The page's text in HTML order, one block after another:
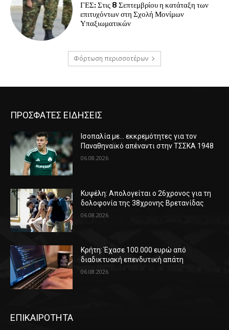
ΓΕΣ: Στις 8 Σεπτεμβρίου η κατάταξη των
επιτυχόντων στη Σχολή Μονίμων
Υπαξιωματικών
Φόρτωση περισσοτέρων
ΠΡΟΣΦΑΤΕΣ ΕΙΔΗΣΕΙΣ
Ισοπαλία με… εκκρεμότητες για τον
Παναθηναϊκό απέναντι στην ΤΣΣΚΑ 1948
06.08.2026
Κυψέλη: Απολογείται ο 26χρονος για τη
δολοφονία της 38χρονης Βρετανίδας
06.08.2026
Κρήτη: Έχασε 100.000 ευρώ από
διαδικτυακή επενδυτική απάτη
06.08.2026
ΕΠΙΚΑΙΡΟΤΗΤΑ